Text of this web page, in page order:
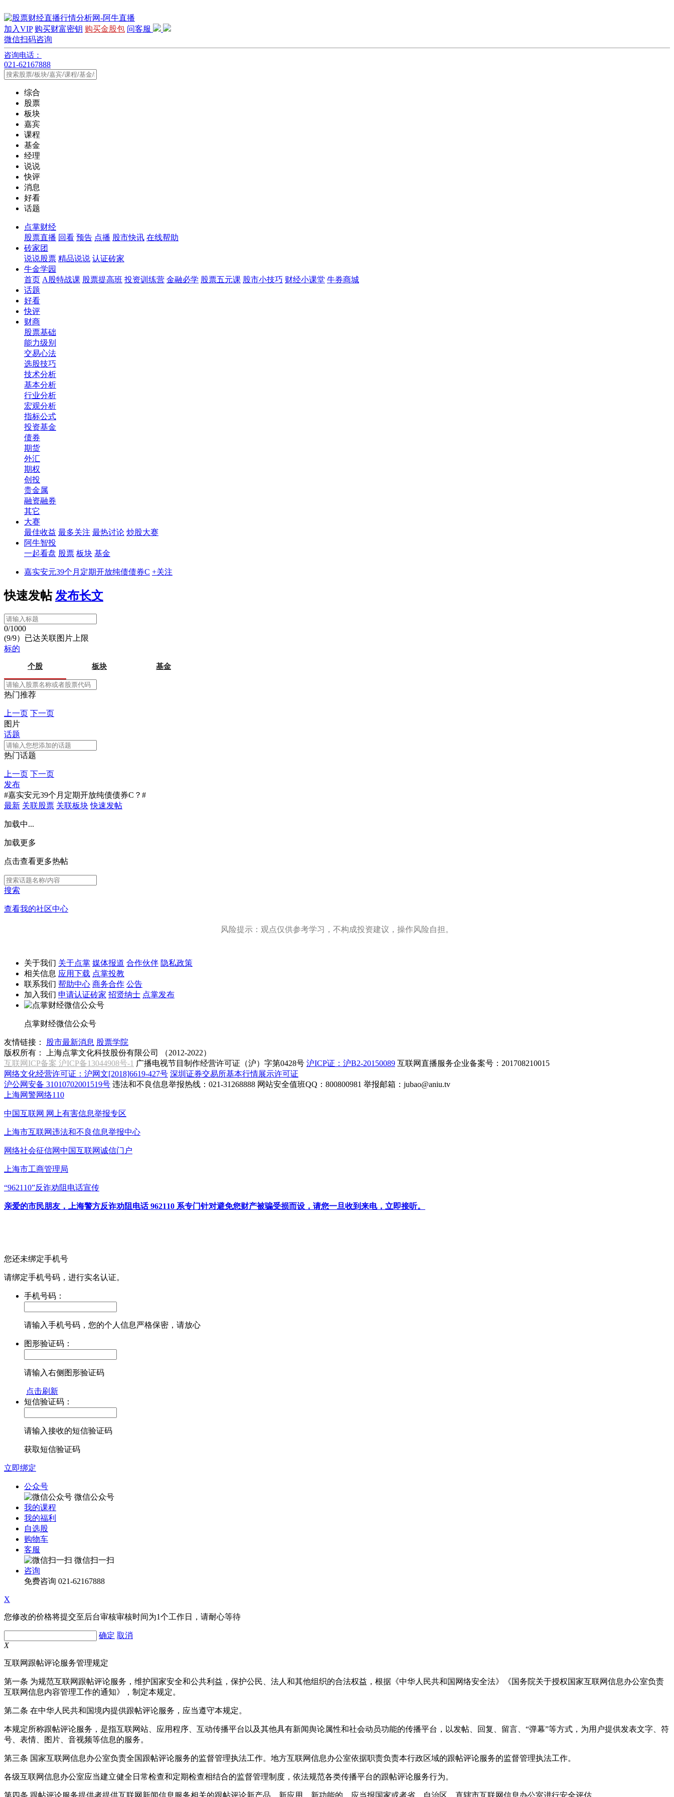
加入VIP 购买财富密钥 购买金股包 问客服
微信扫码咨询
咨询电话：
021-62167888
综合
股票
板块
嘉宾
课程
基金
经理
说说
快评
消息
好看
话题
点掌财经
股票直播 回看 预告 点播 股市快讯 在线帮助
砖家团
说说股票 精品说说 认证砖家
牛金学园
首页 A股特战课 股票提高班 投资训练营 金融必学 股票五元课 股市小技巧 财经小课堂 牛券商城
话题
好看
快评
财商
股票基础
能力级别
交易心法
选股技巧
技术分析
基本分析
行业分析
宏观分析
指标公式
投资基金
债券
期货
外汇
期权
创投
贵金属
融资融券
其它
大赛
最佳收益 最多关注 最热讨论 炒股大赛
阿牛智投
一起看盘 股票 板块 基金
嘉实安元39个月定期开放纯债债券C +关注
快速发帖 发布长文
0/1000
(9/9）已达关联图片上限
标的
个股 板块 基金
热门推荐
上一页 下一页
图片
话题
热门话题
上一页 下一页
发布
#嘉实安元39个月定期开放纯债债券C？#
最新 关联股票 关联板块 快速发帖
加载中...
加载更多
点击查看更多热帖
搜索
查看我的社区中心
风险提示：观点仅供参考学习，不构成投资建议，操作风险自担。
关于我们 关于点掌 媒体报道 合作伙伴 隐私政策
相关信息 应用下载 点掌投教
联系我们 帮助中心 商务合作 公告
加入我们 申请认证砖家 招贤纳士 点掌发布
点掌财经微信公众号
友情链接： 股市最新消息 股票学院
版权所有：
上海点掌文化科技股份有限公司 （2012-2022）
互联网ICP备案 沪ICP备13044908号-1 广播电视节目制作经营许可证（沪）字第0428号 沪ICP证：沪B2-20150089 互联网直播服务企业备案号：201708210015
网络文化经营许可证：沪网文[2018]6619-427号 深圳证券交易所基本行情展示许可证
沪公网安备 31010702001519号 违法和不良信息举报热线：021-31268888 网站安全值班QQ：800800981 举报邮箱： jubao@aniu.tv
上海网警网络110
中国互联网 网上有害信息举报专区
上海市互联网违法和不良信息举报中心
网络社会征信网中国互联网诚信门户
上海市工商管理局
“962110”反诈劝阻电话宣传
亲爱的市民朋友，上海警方反诈劝阻电话 962110 系专门针对避免您财产被骗受损而设，请您一旦收到来电，立即接听。
您还未绑定手机号
请绑定手机号码，进行实名认证。
手机号码：
请输入手机号码，您的个人信息严格保密，请放心
图形验证码：
请输入右侧图形验证码
点击刷新
短信验证码：
请输入接收的短信验证码
获取短信验证码
立即绑定
公众号
微信公众号
我的课程
我的福利
自选股
购物车
客服
微信扫一扫
咨询
免费咨询 021-62167888
X
您修改的价格将提交至后台审核审核时间为1个工作日，请耐心等待
确定 取消
X
互联网跟帖评论服务管理规定
第一条 为规范互联网跟帖评论服务，维护国家安全和公共利益，保护公民、法人和其他组织的合法权益，根据《中华人民共和国网络安全法》《国务院关于授权国家互联网信息办公室负责
互联网信息内容管理工作的通知》，制定本规定。
第二条 在中华人民共和国境内提供跟帖评论服务，应当遵守本规定。
本规定所称跟帖评论服务，是指互联网站、应用程序、互动传播平台以及其他具有新闻舆论属性和社会动员功能的传播平台，以发帖、回复、留言、“弹幕”等方式，为用户提供发表文字、符
号、表情、图片、音视频等信息的服务。
第三条 国家互联网信息办公室负责全国跟帖评论服务的监督管理执法工作。地方互联网信息办公室依据职责负责本行政区域的跟帖评论服务的监督管理执法工作。
各级互联网信息办公室应当建立健全日常检查和定期检查相结合的监督管理制度，依法规范各类传播平台的跟帖评论服务行为。
第四条 跟帖评论服务提供者提供互联网新闻信息服务相关的跟帖评论新产品、新应用、新功能的，应当报国家或者省、自治区、直辖市互联网信息办公室进行安全评估。